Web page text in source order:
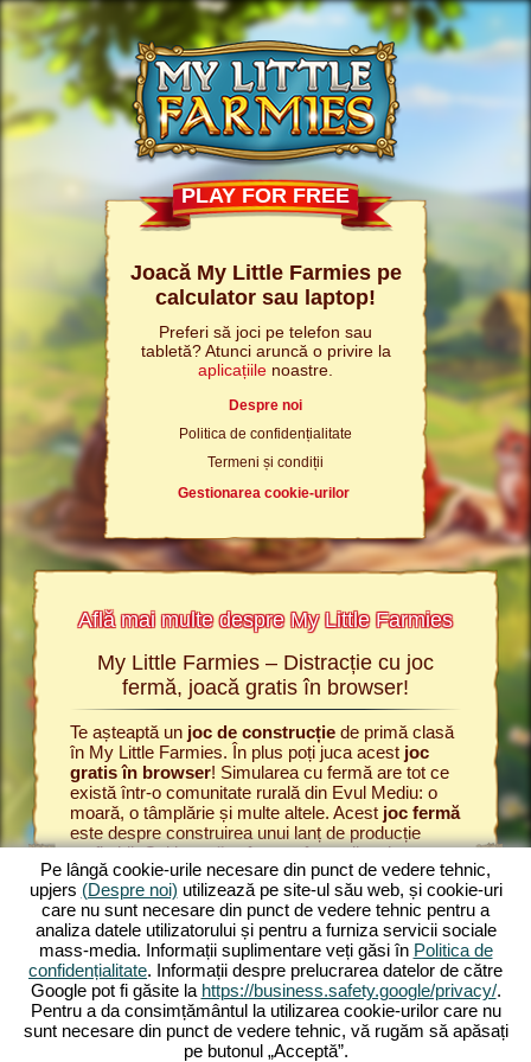
PLAY FOR FREE
Joacă My Little Farmies pe
calculator sau laptop!
Preferi să joci pe telefon sau
tabletă? Atunci aruncă o privire la
aplicațiile noastre.
Despre noi
Politica de confidențialitate
Termeni și condiții
Gestionarea cookie-urilor
Află mai multe despre My Little Farmies
și
de
My Little Farmies – Distracție cu joc
fermă, joacă gratis în browser!
Te așteaptă un joc de construcțiede primă clasă
în My Little Farmies. În plus poți juca acest joc
gratis în browser! Simularea cu fermă are tot ce
există într-o comunitate rurală din Evul Mediu: o
moară, o tâmplărie și multe altele. Acest joc fermă
este despre construirea unui lanț de producție
profitabil. Cultivează grâu pe câmpurile tale,
prelucrează-l în făină și coace pâine în brutărie.
My Little Farmies este unjoc fermăcu funcțiuni
diversificate și grafici minunate. Tu gestionezi
agricultura în toate fațetele ei: de la cultivarea
legumelor până la creșterea animalelor. Vei întâlni
animale de fermătradiționale, precum porcul
mangalița sau silkie. Creează peisaje înflorite în
My Little Farmies – joacă gratis acum unul dintre
cele mai frumoasejocuri onlinedin toate
Totul
satului
să
Începe
fermă,
vacile
lăptărie.
producă
vor să
agricole
Pe lângă cookie-urile necesare din punct de vedere tehnic,
upjers (Despre noi) utilizează pe site-ul său web, și cookie-uri
care nu sunt necesare din punct de vedere tehnic pentru a
analiza datele utilizatorului și pentru a furniza servicii sociale
mass-media. Informații suplimentare veți găsi în Politica de
confidențialitate. Informații despre prelucrarea datelor de către
Google pot fi găsite la https://business.safety.google/privacy/.
Pentru a da consimțământul la utilizarea cookie-urilor care nu
sunt necesare din punct de vedere tehnic, vă rugăm să apăsați
pe butonul „Acceptă”.